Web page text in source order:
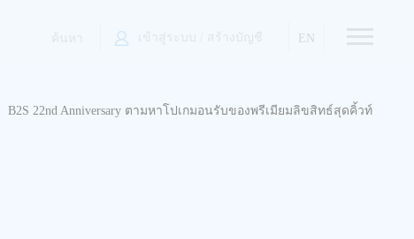
EN
• B2S 22nd Anniversary ตามหาโปเกมอนรับของพรีเมียมลิขสิทธ์สุดคิ้วท์